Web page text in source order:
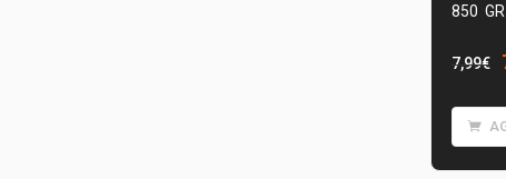
850 GR
7,99€